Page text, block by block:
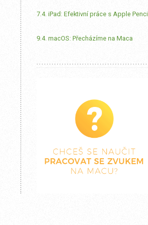
7.4. iPad: Efektivní práce s Apple Pencil
9.4. macOS: Přecházíme na Maca